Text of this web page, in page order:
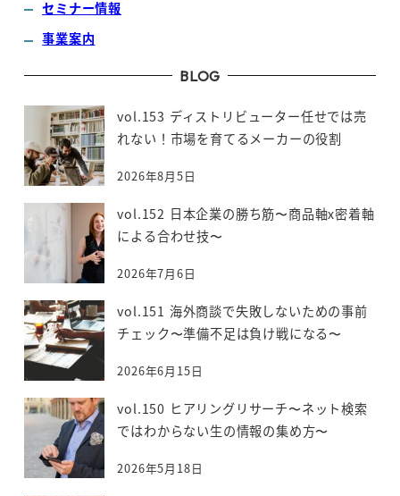
セミナー情報
事業案内
BLOG
vol.153 ディストリビューター任せでは売
れない！市場を育てるメーカーの役割
2026年8月5日
vol.152 日本企業の勝ち筋〜商品軸x密着軸
による合わせ技〜
2026年7月6日
vol.151 海外商談で失敗しないための事前
チェック〜準備不足は負け戦になる〜
2026年6月15日
vol.150 ヒアリングリサーチ〜ネット検索
ではわからない生の情報の集め方〜
2026年5月18日